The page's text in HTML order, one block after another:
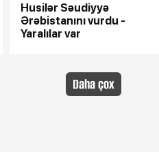
Husilər Səudiyyə
Ərəbistanını vurdu -
Yaralılar var
Daha çox